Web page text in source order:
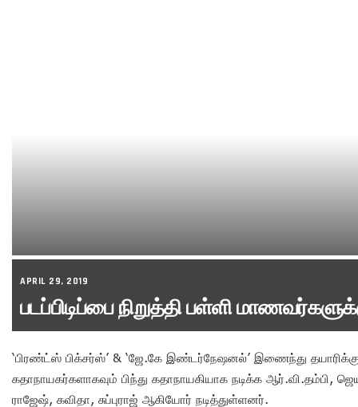
APRIL 29, 2019
படப்பிடிப்பை நிறுத்தி பள்ளி
‘பிரண்ட்ஸ் பிக்சர்ஸ்’ & ‘ஜே.கே இண்டர்நேஷனல்’ இணைந்து
கதாநாயகர்களாகவும் பிந்து கதாநாயகியாக நடிக்க ஆர்.வி.தம்பி,
ராஜேஷ், கவிதா, சுப்புராஜ் ஆகியோர் நடித்துள்ளனர்.